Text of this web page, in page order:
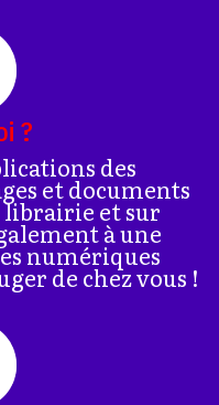
?
des
et documents
librairie et sur
à une
numériques
de chez vous !